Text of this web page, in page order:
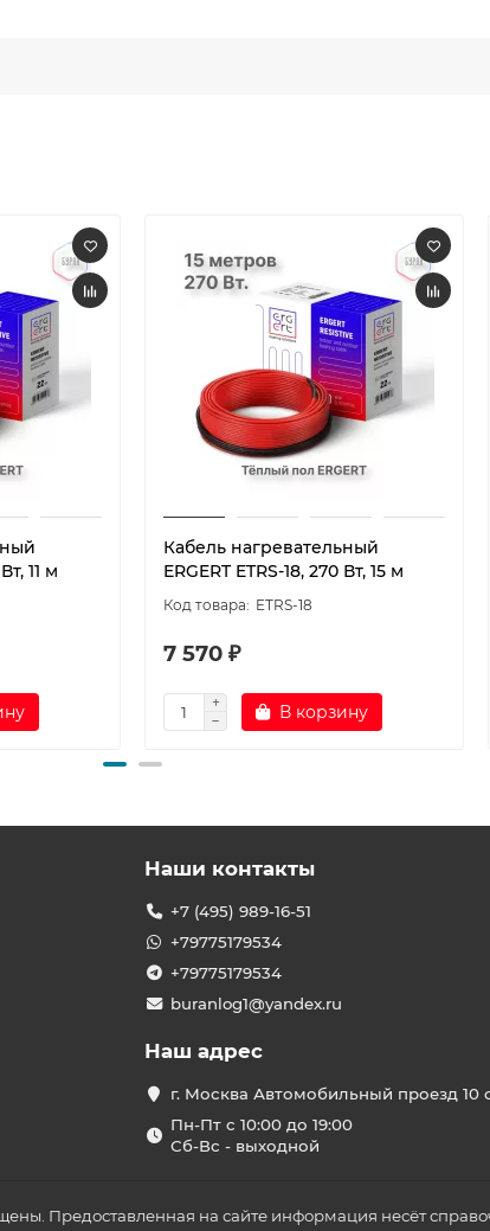
11 м
Кабель нагревательный
ERGERT ETRS-18, 270 Вт, 15 м
ETRS-18
7 570 ₽
В корзину
Наши контакты
+7 (495) 989-16-51
+79775179534
+79775179534
buranlog1@yandex.ru
Наш адрес
г. Москва Автомобильный проезд 10
Пн-Пт с 10:00 до 19:00
Сб-Вс - выходной
Предоставленная на сайте информация несёт